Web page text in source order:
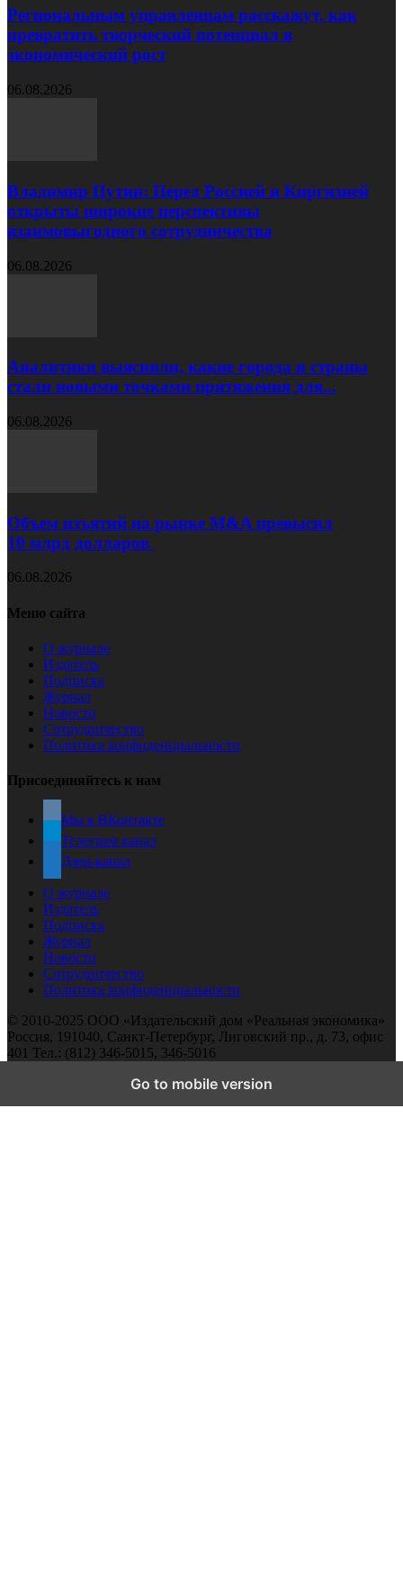
Региональным управленцам расскажут, как
превратить творческий потенциал в
экономический рост
06.08.2026
Владимир Путин: Перед Россией и Киргизией
открыты широкие перспективы
взаимовыгодного сотрудничества
06.08.2026
Аналитики выяснили, какие города и страны
стали новыми точками притяжения для...
06.08.2026
Объем изъятий на рынке M&A превысил
10 млрд долларов
06.08.2026
Меню сайта
О журнале
Издатель
Подписка
Журнал
Новости
Сотрудничество
Политика конфиденциальности
Присоединяйтесь к нам
Мы в ВКонтакте
Телеграм канал
Дзен-канал
О журнале
Издатель
Подписка
Журнал
Новости
Сотрудничество
Политика конфиденциальности
© 2010-2025 ООО «Издательский дом «Реальная экономика»
Россия, 191040, Санкт-Петербург, Лиговский пр., д. 73, офис
401 Тел.: (812) 346-5015, 346-5016
Go to mobile version